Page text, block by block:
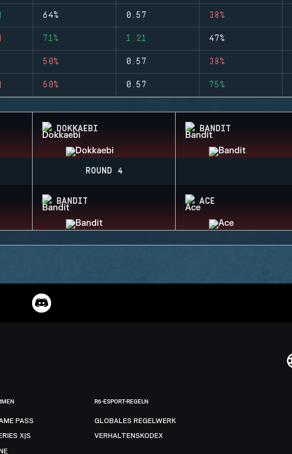
64% 0.57 38%
71% 1.21 47%
50% 0.57 38%
50% 0.57 75%
DOKKAEBI BANDIT
ROUND 4
BANDIT ACE
PASS
X|S
R6-ESPORT-REGELN
GLOBALES REGELWERK
VERHALTENSKODEX